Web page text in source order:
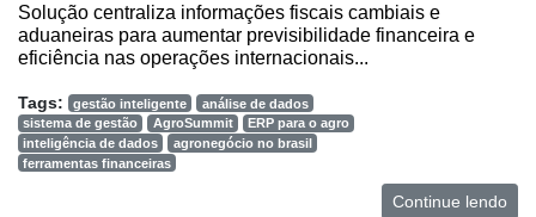
Solução centraliza informações fiscais cambiais e
aduaneiras para aumentar previsibilidade financeira e
eficiência nas operações internacionais...
Tags: gestão inteligente
análise de dados
sistema de gestão
AgroSummit
ERP para o agro
inteligência de dados
agronegócio no brasil
ferramentas financeiras
Continue lendo